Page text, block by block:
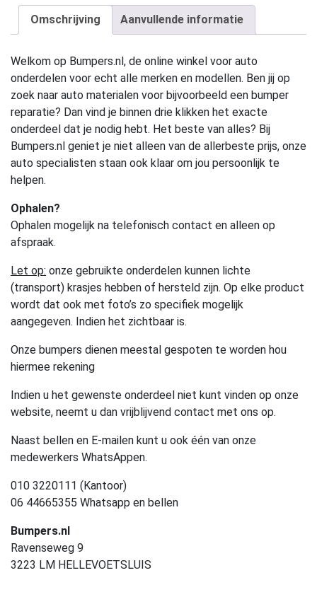
Omschrijving Aanvullende informatie
Welkom op Bumpers.nl, de online winkel voor auto
onderdelen voor echt alle merken en modellen. Ben jij op
zoek naar auto materialen voor bijvoorbeeld een bumper
reparatie? Dan vind je binnen drie klikken het exacte
onderdeel dat je nodig hebt. Het beste van alles? Bij
Bumpers.nl geniet je niet alleen van de allerbeste prijs, onze
auto specialisten staan ook klaar om jou persoonlijk te
helpen.
Ophalen?
Ophalen mogelijk na telefonisch contact en alleen op
afspraak.
Let op: onze gebruikte onderdelen kunnen lichte
(transport) krasjes hebben of hersteld zijn. Op elke product
wordt dat ook met foto’s zo specifiek mogelijk
aangegeven. Indien het zichtbaar is.
Onze bumpers dienen meestal gespoten te worden hou
hiermee rekening
Indien u het gewenste onderdeel niet kunt vinden op onze
website, neemt u dan vrijblijvend contact met ons op.
Naast bellen en E-mailen kunt u ook één van onze
medewerkers WhatsAppen.
010 3220111 (Kantoor)
06 44665355 Whatsapp en bellen
Bumpers.nl
Ravenseweg 9
3223 LM HELLEVOETSLUIS